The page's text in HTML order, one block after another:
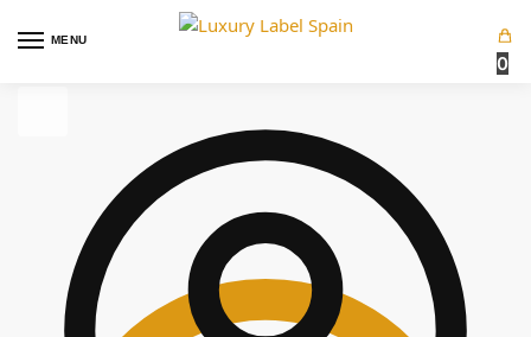
MENU
0